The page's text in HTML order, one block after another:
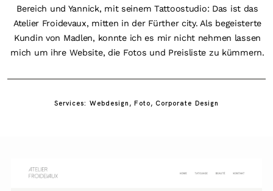
Bereich und Yannick, mit seinem Tattoostudio: Das ist das
Atelier Froidevaux, mitten in der Fürther city. Als begeisterte
Kundin von Madlen, konnte ich es mir nicht nehmen lassen
mich um ihre Website, die Fotos und Preisliste zu kümmern.
Services: Webdesign, Foto, Corporate Design